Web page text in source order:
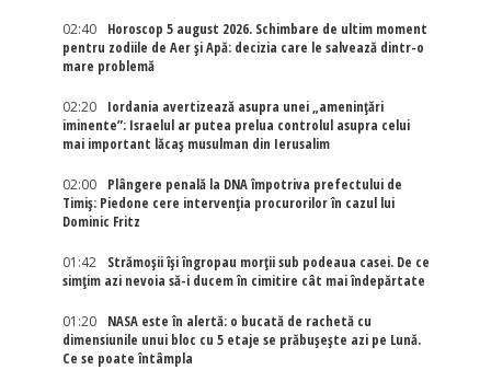
02:40
Horoscop 5 august 2026. Schimbare de ultim moment
pentru zodiile de Aer și Apă: decizia care le salvează dintr-o
mare problemă
02:20
Iordania avertizează asupra unei „amenințări
iminente”: Israelul ar putea prelua controlul asupra celui
mai important lăcaș musulman din Ierusalim
02:00
Plângere penală la DNA împotriva prefectului de
Timiș: Piedone cere intervenția procurorilor în cazul lui
Dominic Fritz
01:42
Strămoșii își îngropau morții sub podeaua casei. De ce
simțim azi nevoia să-i ducem în cimitire cât mai îndepărtate
01:20
NASA este în alertă: o bucată de rachetă cu
dimensiunile unui bloc cu 5 etaje se prăbușește azi pe Lună.
Ce se poate întâmpla